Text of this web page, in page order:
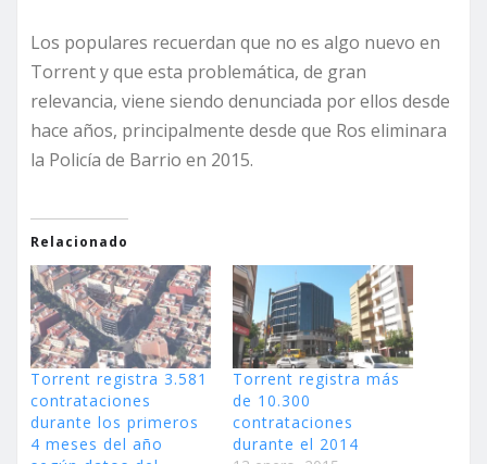
Los populares recuerdan que no es algo nuevo en
Torrent y que esta problemática, de gran
relevancia, viene siendo denunciada por ellos desde
hace años, principalmente desde que Ros eliminara
la Policía de Barrio en 2015.
Relacionado
Torrent registra 3.581
contrataciones
durante los primeros
4 meses del año
Torrent registra más
de 10.300
contrataciones
durante el 2014